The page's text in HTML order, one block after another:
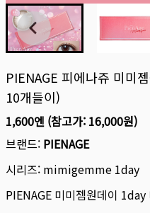
PIENAGE 피에나쥬 미미
10개들이)
1,600엔 (참고가: 16,000원)
브랜드: PIENAGE
시리즈: mimigemme 1day
PIENAGE 미미젬원데이